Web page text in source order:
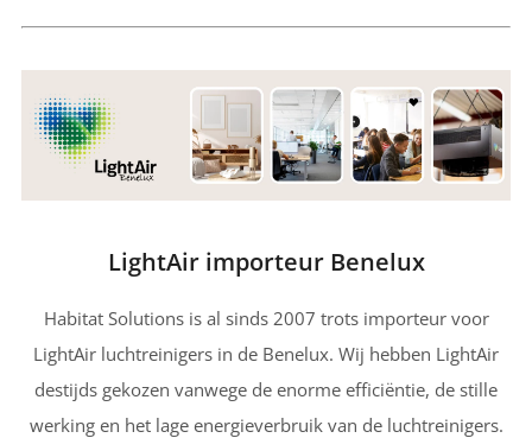
LightAir importeur Benelux
Habitat Solutions is al sinds 2007 trots importeur voor
LightAir luchtreinigers in de Benelux. Wij hebben LightAir
destijds gekozen vanwege de enorme efficiëntie, de stille
werking en het lage energieverbruik van de luchtreinigers.